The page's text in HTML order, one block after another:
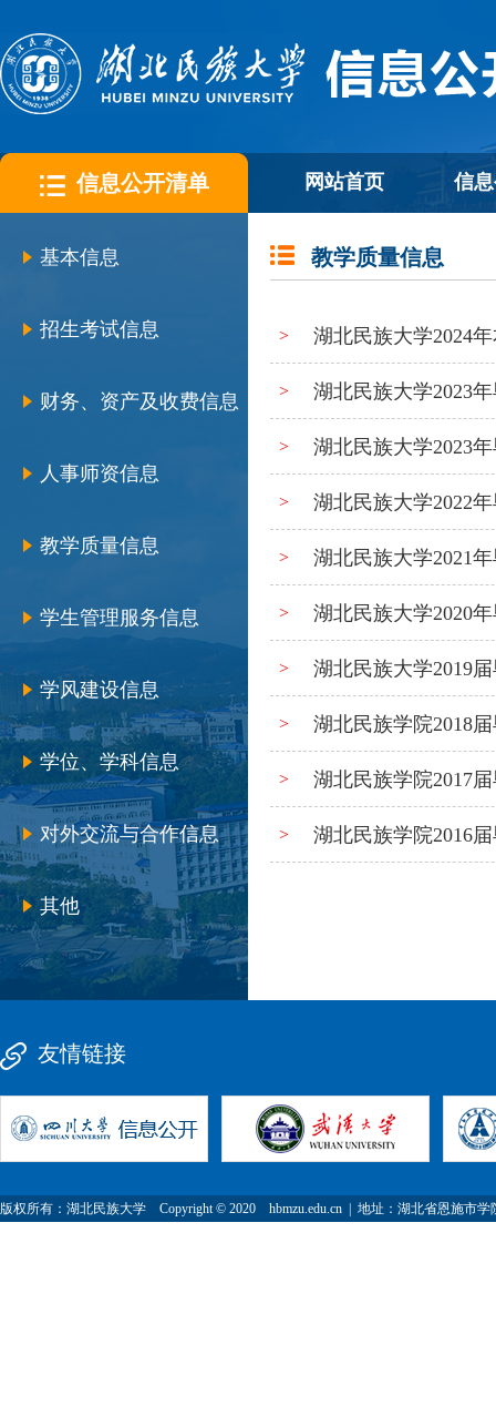
信息公开清单 网站首页 信
基本信息
招生考试信息
财务、资产及收费信息
人事师资信息
教学质量信息
学生管理服务信息
学风建设信息
学位、学科信息
对外交流与合作信息
其他
教学质量信息
> 湖北民族大学2024
> 湖北民族大学2023
> 湖北民族大学2023
> 湖北民族大学2022
> 湖北民族大学2021
> 湖北民族大学2020
> 湖北民族大学2019
> 湖北民族学院2018
> 湖北民族学院2017
> 湖北民族学院2016
友情链接
版权所有：湖北民族大学 Copyright © 2020 hbmzu.edu.cn | 地址：湖北省恩施